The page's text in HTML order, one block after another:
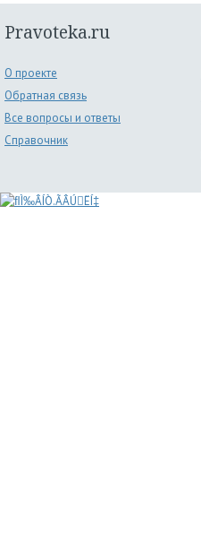
Pravoteka.ru
О проекте
Обратная связь
Все вопросы и ответы
Справочник